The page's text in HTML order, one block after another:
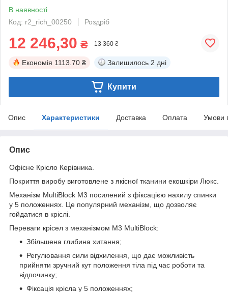
В наявності
Код: r2_rich_00250
Роздріб
12 246,30 ₴ 13 360 ₴
Економія 1113.70 ₴ Залишилось 2 дні
Купити
Опис Характеристики Доставка Оплата Умови
Опис
Офісне Крісло Керівника.
Покриття виробу виготовлене з якісної тканини екошкіри Люкс.
Механізм MultiBlock М3 посилений з фіксацією нахилу спинки
у 5 положеннях. Це популярний механізм, що дозволяє
гойдатися в кріслі.
Переваги крісел з механізмом M3 MultiBlock:
Збільшена глибина хитання;
Регулювання сили відхилення, що дає можливість
прийняти зручний кут положення тіла під час роботи та
відпочинку;
Фіксація крісла у 5 положеннях;